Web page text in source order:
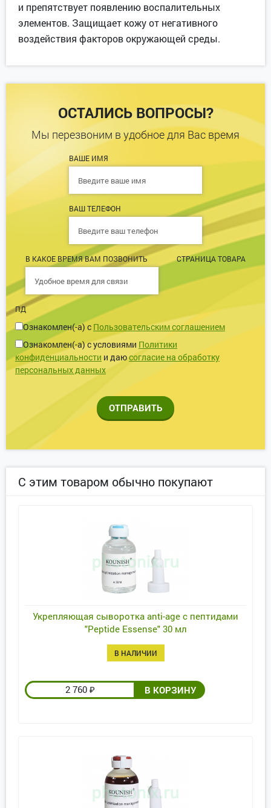
и препятствует появлению воспалительных
элементов. Защищает кожу от негативного
воздействия факторов окружающей среды.
ОСТАЛИСЬ ВОПРОСЫ?
Мы перезвоним в удобное для Вас время
ВАШЕ ИМЯ
ВАШ ТЕЛЕФОН
В КАКОЕ ВРЕМЯ ВАМ ПОЗВОНИТЬ СТРАНИЦА ТОВАРА
ПД
Ознакомлен(-а) с Пользовательским соглашением
Ознакомлен(-а) с условиями Политики
конфиденциальности и даюсогласие на обработку
персональных данных
ОТПРАВИТЬ
С этим товаром обычно покупают
Укрепляющая сыворотка anti-age с пептидами
"Peptide Essense" 30 мл
В НАЛИЧИИ
2 760 ₽